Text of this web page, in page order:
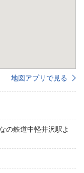
地図アプリで見る
の鉄道中軽井沢駅よ